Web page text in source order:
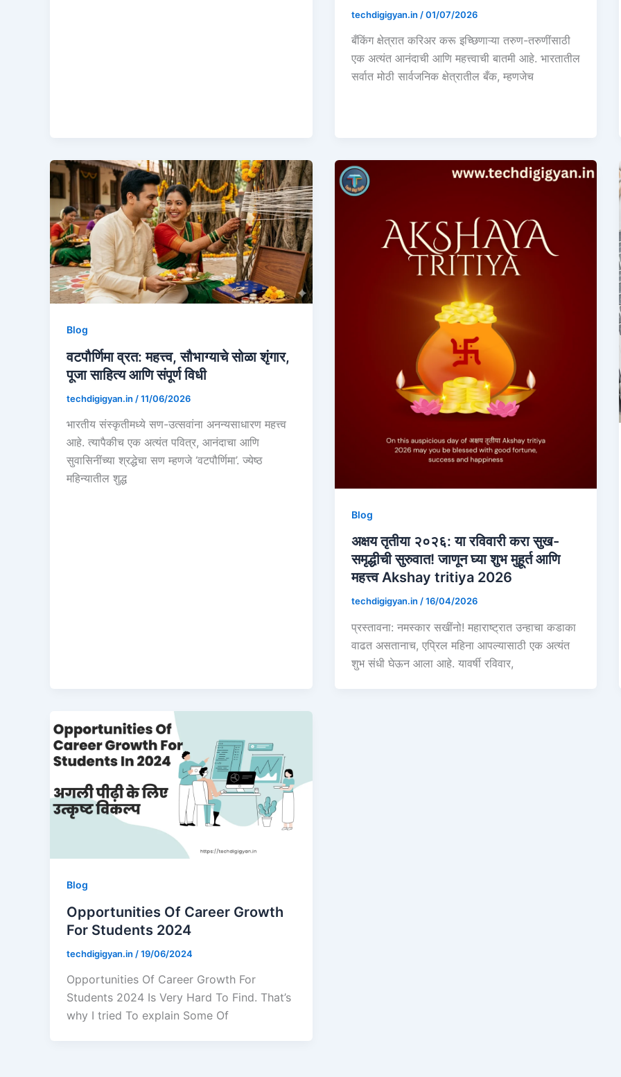
techdigigyan.in /01/07/2026
बँकिंग क्षेत्रात करिअर करू इच्छिणाऱ्या तरुण-तरुणींसाठी
एक अत्यंत आनंदाची आणि महत्त्वाची बातमी आहे. भारतातील
सर्वात मोठी सार्वजनिक क्षेत्रातील बँक, म्हणजेच
Blog
वटपौर्णिमा व्रत: महत्त्व, सौभाग्याचे सोळा शृंगार,
पूजा साहित्य आणि संपूर्ण विधी
techdigigyan.in /11/06/2026
भारतीय संस्कृतीमध्ये सण-उत्सवांना अनन्यसाधारण महत्त्व
आहे. त्यापैकीच एक अत्यंत पवित्र, आनंदाचा आणि
सुवासिनींच्या श्रद्धेचा सण म्हणजे ‘वटपौर्णिमा’. ज्येष्ठ
महिन्यातील शुद्ध
Blog
अक्षय तृतीया २०२६: या रविवारी करा सुख-
समृद्धीची सुरुवात! जाणून घ्या शुभ मुहूर्त आणि
महत्त्व Akshay tritiya 2026
techdigigyan.in /16/04/2026
प्रस्तावना: नमस्कार सखींनो! महाराष्ट्रात उन्हाचा कडाका
वाढत असतानाच, एप्रिल महिना आपल्यासाठी एक अत्यंत
शुभ संधी घेऊन आला आहे. यावर्षी रविवार,
Blog
Opportunities Of Career Growth
For Students 2024
techdigigyan.in /19/06/2024
Opportunities Of Career Growth For
Students 2024 Is Very Hard To Find. That’s
why I tried To explain Some Of